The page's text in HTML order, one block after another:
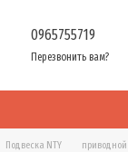
0965755719
Перезвонить вам?
Подвеска NTY приводной